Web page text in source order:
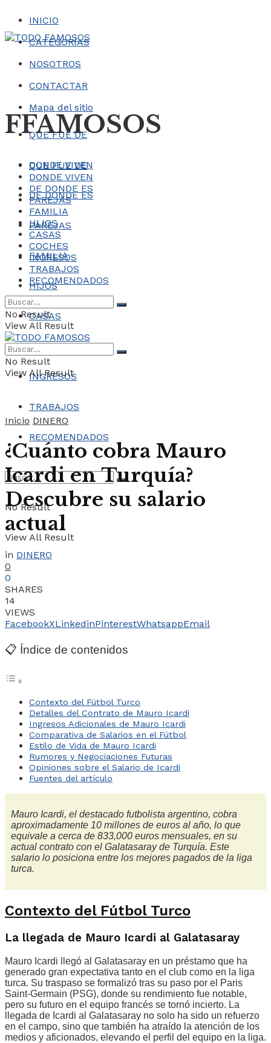
INICIO
CATEGORÍAS
NOSOTROS
CONTACTAR
Mapa del sitio
FFAMOSOS
QUE FUE DE
DONDE VIVEN
DE DONDE ES
PAREJAS
FAMILIA
HIJOS
CASAS
COCHES
INGRESOS
TRABAJOS
RECOMENDADOS
No Result
View All Result
QUE FUE DE
DONDE VIVEN
DE DONDE ES
PAREJAS
FAMILIA
HIJOS
CASAS
COCHES
INGRESOS
TRABAJOS
RECOMENDADOS
No Result
View All Result
No Result
View All Result
Inicio DINERO
¿Cuánto cobra Mauro
Icardi en Turquía?
Descubre su salario
actual
in DINERO
0
0
SHARES
14
VIEWS
FacebookXLinkedinPinterestWhatsappEmail
📋 Índice de contenidos
Contexto del Fútbol Turco
Detalles del Contrato de Mauro Icardi
Ingresos Adicionales de Mauro Icardi
Comparativa de Salarios en el Fútbol
Estilo de Vida de Mauro Icardi
Rumores y Negociaciones Futuras
Opiniones sobre el Salario de Icardi
Fuentes del artículo
Mauro Icardi, el destacado futbolista argentino, cobra
aproximadamente 10 millones de euros al año, lo que
equivale a cerca de 833,000 euros mensuales, en su
actual contrato con el Galatasaray de Turquía. Este
salario lo posiciona entre los mejores pagados de la liga
turca.
Contexto del Fútbol Turco
La llegada de Mauro Icardi al Galatasaray
Mauro Icardi llegó al Galatasaray en un préstamo que ha
generado gran expectativa tanto en el club como en la liga
turca. Su traspaso se formalizó tras su paso por el Paris
Saint-Germain (PSG), donde su rendimiento fue notable,
pero su futuro en el equipo francés se tornó incierto. La
llegada de Icardi al Galatasaray no solo ha sido un refuerzo
en el campo, sino que también ha atraído la atención de los
medios y aficionados, elevando el perfil del equipo en la liga.